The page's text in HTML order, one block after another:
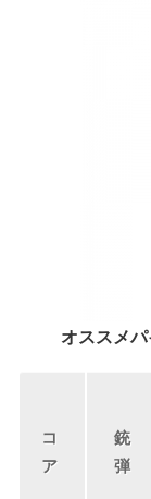
オススメ
コ
ア
銃
弾